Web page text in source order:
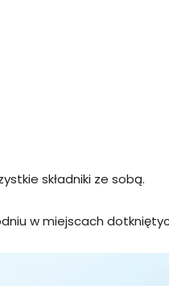
składniki ze sobą.
w miejscach